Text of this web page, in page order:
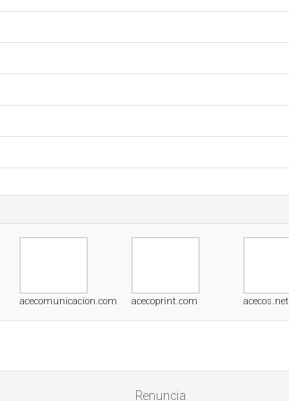
acecomunicacion.com acecoprint.com acecos.net
Renuncia